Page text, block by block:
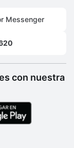
Messenger
con nuestra